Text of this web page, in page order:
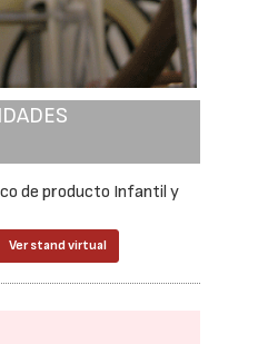
de producto Infantil y
Ver stand virtual